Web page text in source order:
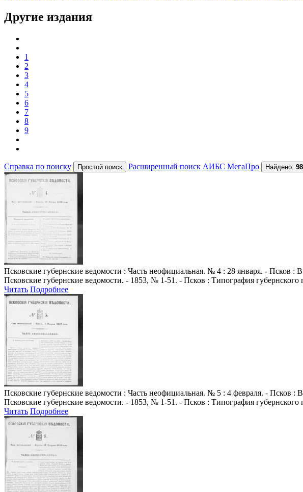
Другие издания
1
2
3
4
5
6
7
8
9
Справка по поиску Расширенный поиск АИБС МегаПро Найдено: 98
Псковские губернские ведомости : Часть неофициальная. № 4 : 28 января. - Псков :
Псковские губернские ведомости. - 1853, № 1-51. - Псков : Типография губернского
Читать Подробнее
Псковские губернские ведомости : Часть неофициальная. № 5 : 4 февраля. - Псков :
Псковские губернские ведомости. - 1853, № 1-51. - Псков : Типография губернского
Читать Подробнее